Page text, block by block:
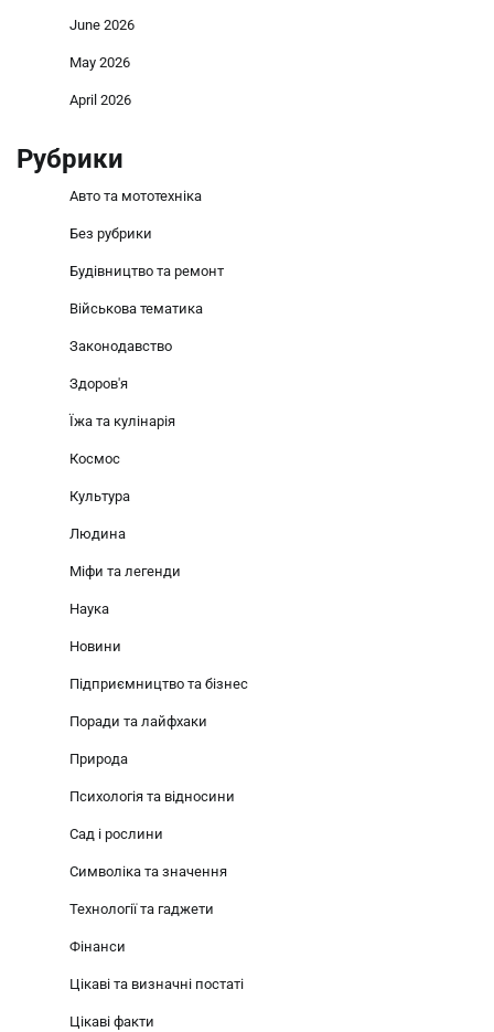
June 2026
May 2026
April 2026
Рубрики
Авто та мототехніка
Без рубрики
Будівництво та ремонт
Військова тематика
Законодавство
Здоров'я
Їжа та кулінарія
Космос
Культура
Людина
Міфи та легенди
Наука
Новини
Підприємництво та бізнес
Поради та лайфхаки
Природа
Психологія та відносини
Сад і рослини
Символіка та значення
Технології та гаджети
Фінанси
Цікаві та визначні постаті
Цікаві факти